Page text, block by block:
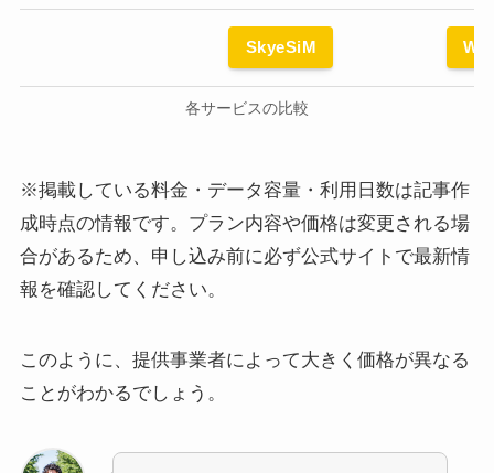
SkyeSiM
各サービスの比較
※掲載している料金・データ容量・利用日数は記事作
成時点の情報です。プラン内容や価格は変更される場
合があるため、申し込み前に必ず公式サイトで最新情
報を確認してください。
このように、提供事業者によって大きく価格が異なる
ことがわかるでしょう。